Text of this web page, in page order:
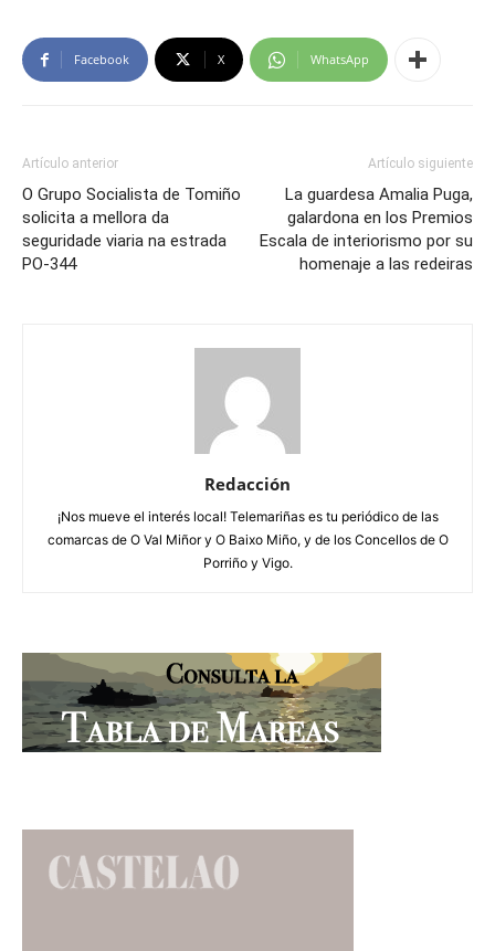
Facebook X WhatsApp
Artículo anterior
O Grupo Socialista de Tomiño
solicita a mellora da
seguridade viaria na estrada
PO-344
Artículo siguiente
La guardesa Amalia Puga,
galardona en los Premios
Escala de interiorismo por su
homenaje a las redeiras
Redacción
¡Nos mueve el interés local! Telemariñas es tu periódico de las
comarcas de O Val Miñor y O Baixo Miño, y de los Concellos de O
Porriño y Vigo.